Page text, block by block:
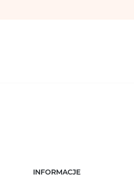
INFORMACJE